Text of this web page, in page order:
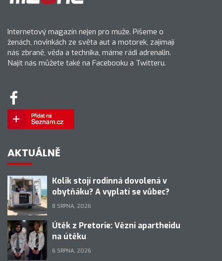
Internetový magazín nejen pro muže. Píšeme o
ženách, novinkách ze světa aut a motorek, zajímají
nás zbraně, věda a technika, máme rádi adrenalin.
Najít nás můžete také na Facebooku a Twitteru.
AKTUÁLNĚ
Kolik stojí rodinná dovolená v
obytňáku? A vyplatí se vůbec?
8 SRPNA, 2026
Útěk z Pretorie: Vězni apartheidu
na útěku
6 SRPNA, 2026